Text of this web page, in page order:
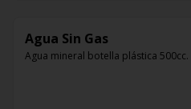
Agua Sin Gas
Agua mineral botella plástica 500cc.